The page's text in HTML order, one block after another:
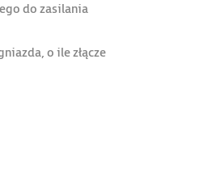
do zasilania
o ile złącze